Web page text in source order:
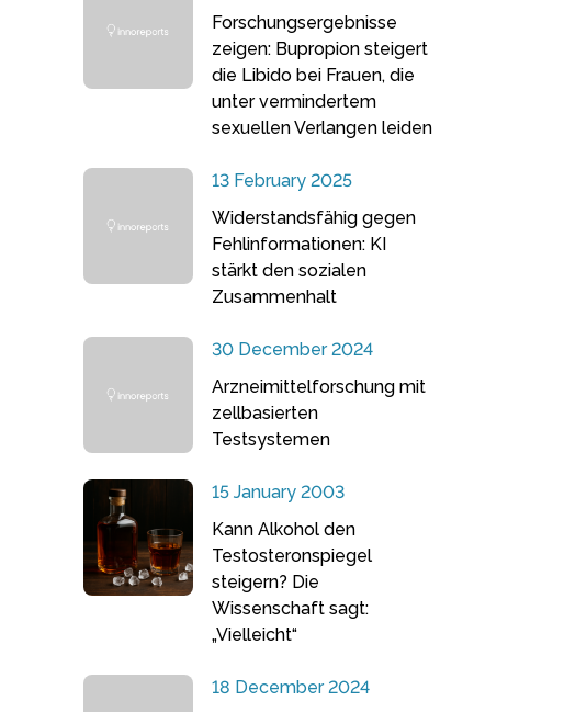
Forschungsergebnisse
zeigen: Bupropion steigert
die Libido bei Frauen, die
unter vermindertem
sexuellen Verlangen leiden
13 February 2025
Widerstandsfähig gegen
Fehlinformationen: KI
stärkt den sozialen
Zusammenhalt
30 December 2024
Arzneimittelforschung mit
zellbasierten
Testsystemen
15 January 2003
Kann Alkohol den
Testosteronspiegel
steigern? Die
Wissenschaft sagt:
„Vielleicht“
18 December 2024